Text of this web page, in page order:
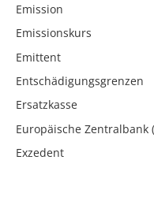
Emission
Emissionskurs
Emittent
Entschädigungsgrenzen
Ersatzkasse
Europäische Zentralbank
Exzedent